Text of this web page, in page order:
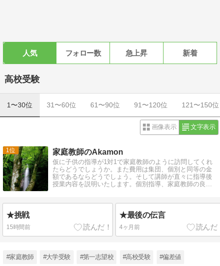
人気 フォロー数 急上昇 新着
高校受験
1〜30位 31〜60位 61〜90位 91〜120位 121〜150位
画像表示 文字表示
1 家庭教師のAkamon
仮に子供の指導が1対1で家庭教師のように訪問してくれ
たらどうでしょうか。また費用は集団、個別と同等の金
額であるならどうでしょう。そして講師が直々に指導後
授業内容を説明いたします。個別指導、家庭教師の良い
★挑戦
15時間前
★最後の伝言
4ヶ月前
#家庭教師 #大学受験 #第一志望校 #高校受験 #偏差値